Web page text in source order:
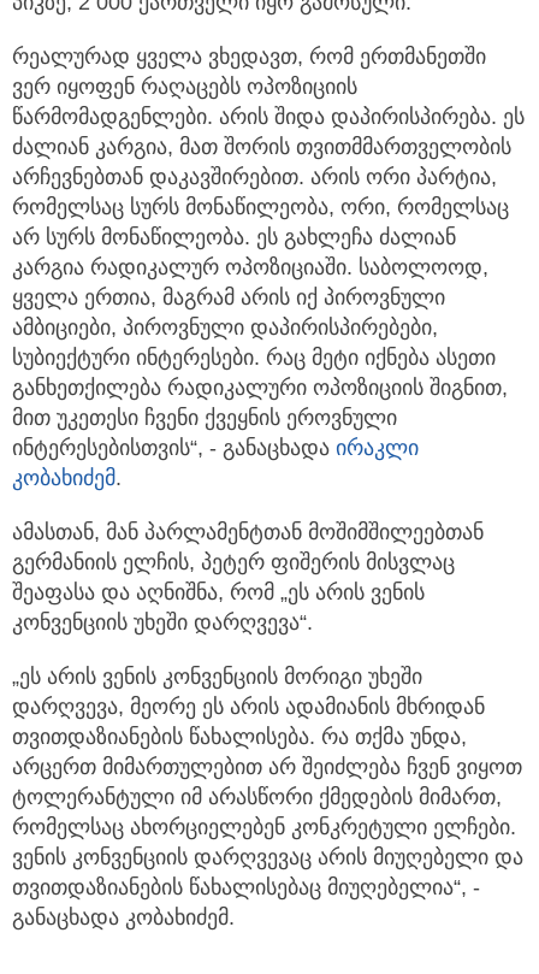
რეალურად ყველა ვხედავთ, რომ ერთმანეთში
ვერ იყოფენ რაღაცებს ოპოზიციის
წარმომადგენლები. არის შიდა დაპირისპირება. ეს
ძალიან კარგია, მათ შორის თვითმმართველობის
არჩევნებთან დაკავშირებით. არის ორი პარტია,
რომელსაც სურს მონაწილეობა, ორი, რომელსაც
არ სურს მონაწილეობა. ეს გახლეჩა ძალიან
კარგია რადიკალურ ოპოზიციაში. საბოლოოდ,
ყველა ერთია, მაგრამ არის იქ პიროვნული
ამბიციები, პიროვნული დაპირისპირებები,
სუბიექტური ინტერესები. რაც მეტი იქნება ასეთი
განხეთქილება რადიკალური ოპოზიციის შიგნით,
მით უკეთესი ჩვენი ქვეყნის ეროვნული
ინტერესებისთვის“, - განაცხადა ირაკლი
კობახიძემ.
ამასთან, მან პარლამენტთან მოშიმშილეებთან
გერმანიის ელჩის, პეტერ ფიშერის მისვლაც
შეაფასა და აღნიშნა, რომ „ეს არის ვენის
კონვენციის უხეში დარღვევა“.
„ეს არის ვენის კონვენციის მორიგი უხეში
დარღვევა, მეორე ეს არის ადამიანის მხრიდან
თვითდაზიანების წახალისება. რა თქმა უნდა,
არცერთ მიმართულებით არ შეიძლება ჩვენ ვიყოთ
ტოლერანტული იმ არასწორი ქმედების მიმართ,
რომელსაც ახორციელებენ კონკრეტული ელჩები.
ვენის კონვენციის დარღვევაც არის მიუღებელი და
თვითდაზიანების წახალისებაც მიუღებელია“, -
განაცხადა კობახიძემ.